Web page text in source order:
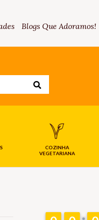
Blogs Que Adoramos!
COZINHA
VEGETARIANA